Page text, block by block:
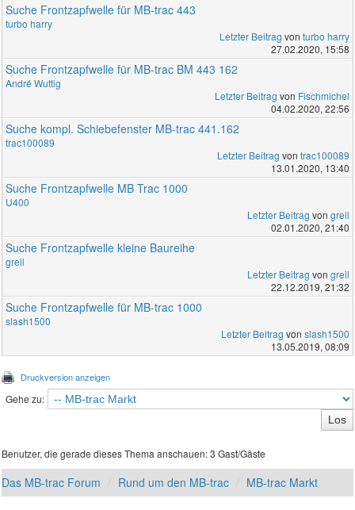
Suche Frontzapfwelle für MB-trac 443
turbo harry
Letzter Beitrag von turbo harry
27.02.2020, 15:58
Suche Frontzapfwelle für MB-trac BM 443 162
André Wuttig
Letzter Beitrag von Fischmichel
04.02.2020, 22:56
Suche kompl. Schiebefenster MB-trac 441.162
trac100089
Letzter Beitrag von trac100089
13.01.2020, 13:40
Suche Frontzapfwelle MB Trac 1000
U400
Letzter Beitrag von greil
02.01.2020, 21:40
Suche Frontzapfwelle kleine Baureihe
greil
Letzter Beitrag von greil
22.12.2019, 21:32
Suche Frontzapfwelle für MB-trac 1000
slash1500
Letzter Beitrag von slash1500
13.05.2019, 08:09
Druckversion anzeigen
Gehe zu:
Benutzer, die gerade dieses Thema anschauen: 3 Gast/Gäste
Das MB-trac Forum Rund um den MB-trac MB-trac Markt